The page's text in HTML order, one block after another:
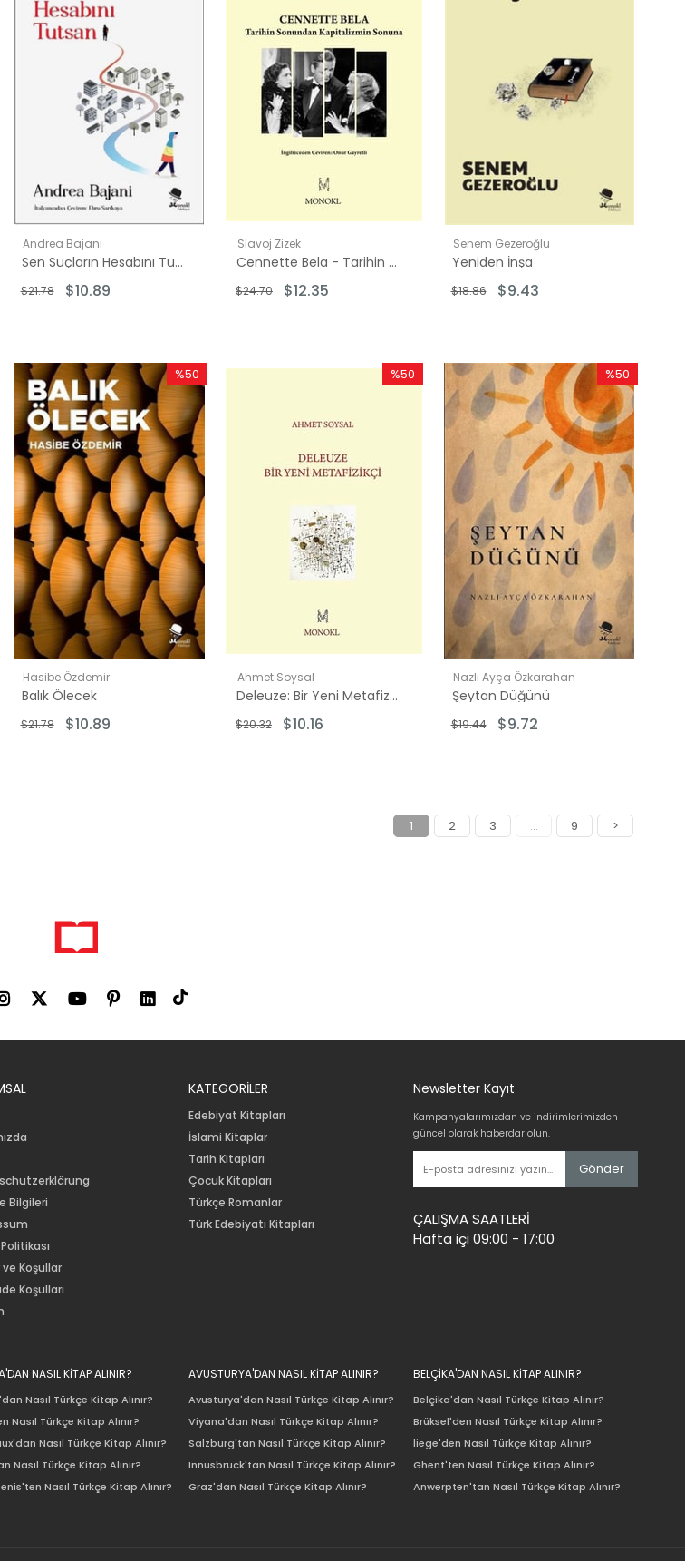
Andrea Bajani
Sen Suçların Hesabını Tutsan
$10.89
$21.78
Slavoj Zizek
Cennette Bela - Tarihin Sonundan Kapitalizmin Sonuna
$12.35
$24.70
Senem Gezeroğlu
Yeniden İnşa
$9.43
$18.86
Hasibe Özdemir
Balık Ölecek
$10.89
$21.78
%50
İndirim
%50İndirim
Ahmet Soysal
Deleuze: Bir Yeni Metafizikçi
$10.16
$20.32
%50
Nazlı Ayça Özkarahan
Şeytan Düğünü
$9.72
$19.44
%50
İndirim
%50İndirim
1 2 3 ... 9 >
Bilgileri
Koşullar
Koşulları
KATEGORİLER
Edebiyat Kitapları
İslami Kitaplar
Tarih Kitapları
Çocuk Kitapları
Türkçe Romanlar
Türk Edebiyatı Kitapları
Newsletter Kayıt
Kampanyalarımızdan ve indirimlerimizden
güncel olarak haberdar olun.
Gönder
ÇALIŞMA SAATLERİ
Hafta içi 09:00 - 17:00
NASIL KİTAP ALINIR?
Nasıl Türkçe Kitap Alınır?
Nasıl Türkçe Kitap Alınır?
Nasıl Türkçe Kitap Alınır?
Nasıl Türkçe Kitap Alınır?
Nasıl Türkçe Kitap Alınır?
AVUSTURYA'DAN NASIL KİTAP ALINIR?
Avusturya'dan Nasıl Türkçe Kitap Alınır?
Viyana'dan Nasıl Türkçe Kitap Alınır?
Salzburg'tan Nasıl Türkçe Kitap Alınır?
Innusbruck'tan Nasıl Türkçe Kitap Alınır?
Graz'dan Nasıl Türkçe Kitap Alınır?
BELÇİKA'DAN NASIL KİTAP ALINIR?
Belçika'dan Nasıl Türkçe Kitap Alınır?
Brüksel'den Nasıl Türkçe Kitap Alınır?
liege'den Nasıl Türkçe Kitap Alınır?
Ghent'ten Nasıl Türkçe Kitap Alınır?
Anwerpten'tan Nasıl Türkçe Kitap Alınır?